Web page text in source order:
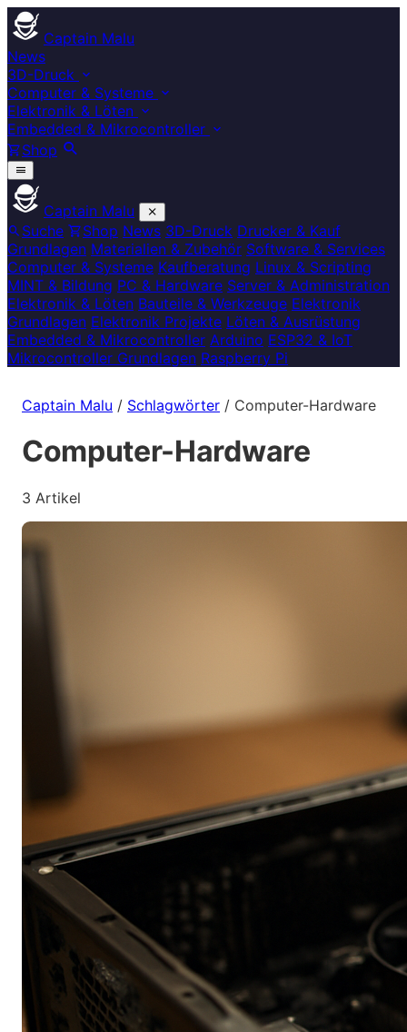
Captain Malu
News
3D-Druck
Computer & Systeme
Elektronik & Löten
Embedded & Mikrocontroller
Shop
Captain Malu
Suche
Shop News 3D-Druck Drucker & Kauf
Grundlagen Materialien & Zubehör Software & Services
Computer & Systeme Kaufberatung Linux & Scripting
MINT & Bildung PC & Hardware Server & Administration
Elektronik & Löten Bauteile & Werkzeuge Elektronik
Grundlagen Elektronik Projekte Löten & Ausrüstung
Embedded & Mikrocontroller Arduino ESP32 & IoT
Mikrocontroller Grundlagen Raspberry Pi
Captain Malu / Schlagwörter / Computer-Hardware
Computer-Hardware
3 Artikel